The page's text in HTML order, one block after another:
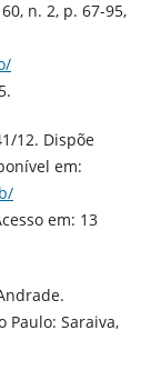
n. 2, p. 67-95,
12. Dispõe
em:
em: 13
Paulo: Saraiva,